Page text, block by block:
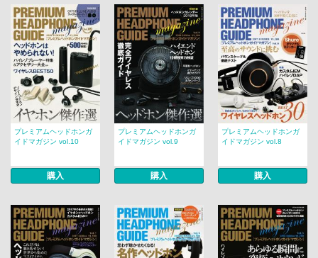
プレミアムヘッドホンガ
イドマガジン vol.10
購入
プレミアムヘッドホンガ
イドマガジン vol.9
購入
プレミアムヘッドホンガ
イドマガジン vol.8
購入